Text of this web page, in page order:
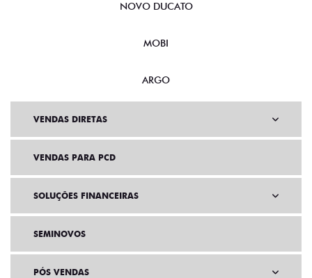
NOVO DUCATO
MOBI
ARGO
VENDAS DIRETAS
VENDAS PARA PCD
SOLUÇÕES FINANCEIRAS
SEMINOVOS
PÓS VENDAS